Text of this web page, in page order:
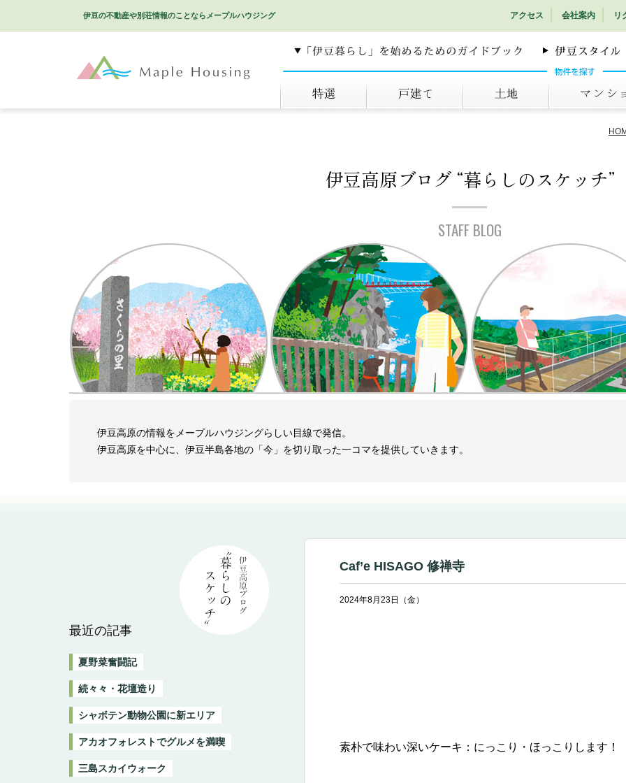
伊豆の不動産や別荘情報のことなら メープルハウジング アクセス 会社案内 リ
伊豆高原ブログ “暮らしのスケッチ”
STAFF BLOG
伊豆高原の情報をメープルハウジングらしい目線で発信。
伊豆高原を中心に、伊豆半島各地の「今」を切り取った一コマを提供していきます。
Caf’e HISAGO 修禅寺
2024年8月23日（金）
素朴で味わい深いケーキ：にっこり・ほっこりします！
最近の記事
夏野菜奮闘記
続々々・花壇造り
シャボテン動物公園に新エリア
アカオフォレストでグルメを満喫
三島スカイウォーク